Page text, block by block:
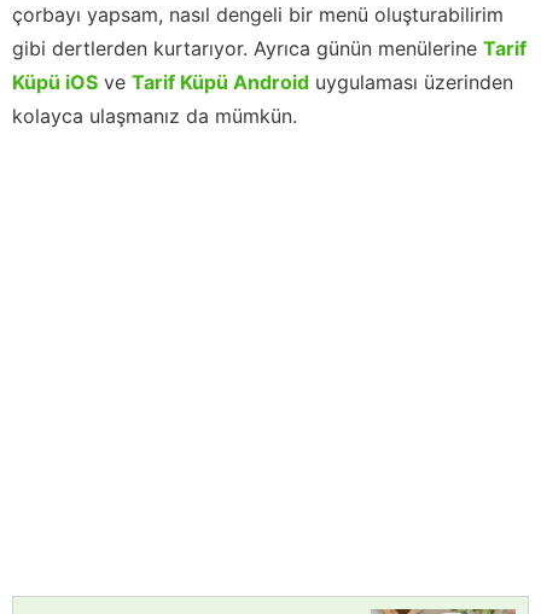
çorbayı yapsam, nasıl dengeli bir menü oluşturabilirim
gibi dertlerden kurtarıyor. Ayrıca günün menülerine Tarif
Küpü iOS ve Tarif Küpü Android uygulaması üzerinden
kolayca ulaşmanız da mümkün.